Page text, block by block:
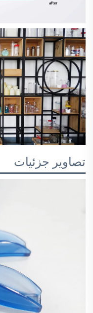
تصاویر جزئیات